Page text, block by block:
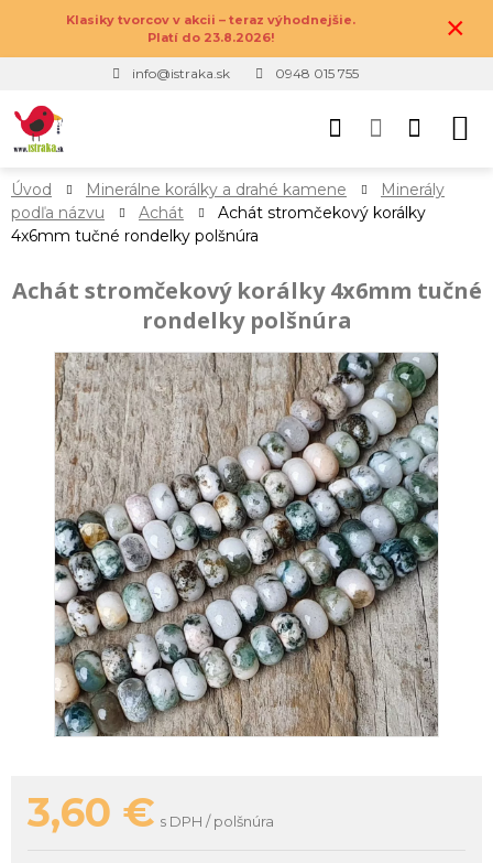
Klasiky tvorcov v akcii – teraz výhodnejšie.
Platí do 23.8.2026!
×
info@istraka.sk 0948 015 755
Úvod Minerálne korálky a drahé kamene
Minerály
podľa názvu
Achát
Achát stromčekový korálky
4x6mm tučné rondelky polšnúra
Achát stromčekový korálky 4x6mm tučné
rondelky polšnúra
3,60 € s DPH / polšnúra